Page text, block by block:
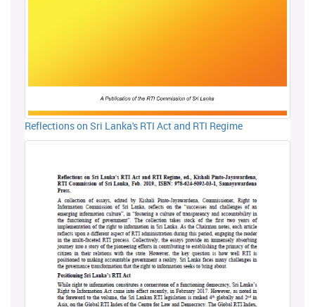
Reflections on Sri Lanka's RTI Act and RTI Regime